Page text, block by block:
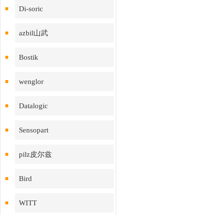
Di-soric
azbil山武
Bostik
wenglor
Datalogic
Sensopart
pilz皮尔兹
Bird
WITT